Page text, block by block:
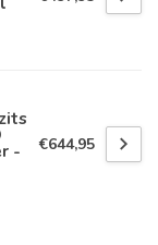
- €644,95